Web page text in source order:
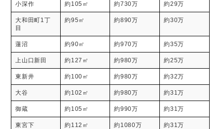
小深作 約105㎡ 約730万 約29万
大和田町1丁
目
約95㎡ 約890万 約30万
蓮沼 約90㎡ 約970万 約35万
上山口新田 約127㎡ 約980万 約25万
東新井 約100㎡ 約980万 約32万
大谷 約102㎡ 約980万 約31万
御蔵 約105㎡ 約990万 約31万
東宮下 約112㎡ 約1080万 約31万